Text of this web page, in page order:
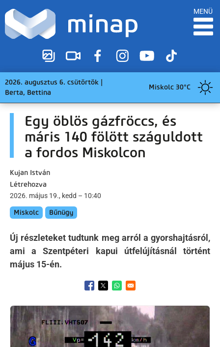
MENÜ
2026. augusztus 6. csütörtök |
Berta, Bettina
Miskolc 30°C
Egy öblös gázfröccs, és
máris 140 fölött száguldott
a fordos Miskolcon
Kujan István
Létrehozva
2026. május 19., kedd – 10:40
Miskolc Bűnügy
Új részleteket tudtunk meg arról a gyorshajtásról,
ami a Szentpéteri kapui útfelújításnál történt
május 15-én.
Opens in a new window
Opens in a new window
Opens in a new window
Kép